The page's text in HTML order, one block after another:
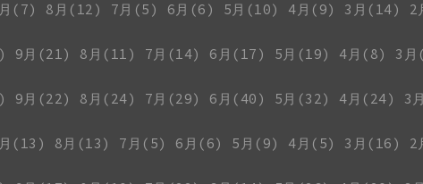
(7) 8月(12) 7月(5) 6月(6) 5月(10) 4月(9) 3月(14) 2
9月(21) 8月(11) 7月(14) 6月(17) 5月(19) 4月(8) 3
9月(22) 8月(24) 7月(29) 6月(40) 5月(32) 4月(24) 3
(13) 8月(13) 7月(5) 6月(6) 5月(9) 4月(5) 3月(16) 2